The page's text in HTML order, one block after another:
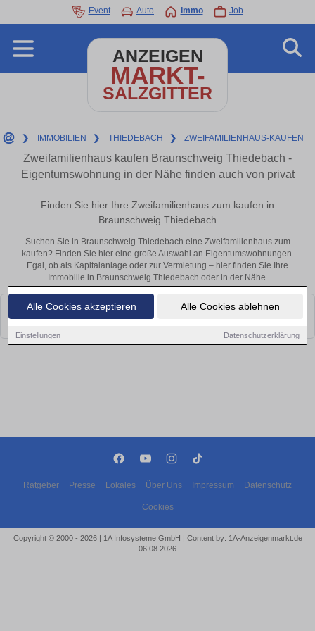
Alle Cookies akzeptieren Alle Cookies ablehnen
Einstellungen Datenschutzerklärung
Event Auto Immo Job
ANZEIGEN
MARKT-
SALZGITTER
❯ IMMOBILIEN ❯ THIEDEBACH ❯ ZWEIFAMILIENHAUS-KAUFEN
Zweifamilienhaus kaufen Braunschweig Thiedebach -
Eigentumswohnung in der Nähe finden auch von privat
Finden Sie hier Ihre Zweifamilienhaus zum kaufen in
Braunschweig Thiedebach
Suchen Sie in Braunschweig Thiedebach eine Zweifamilienhaus zum
kaufen? Finden Sie hier eine große Auswahl an Eigentumswohnungen.
Egal, ob als Kapitalanlage oder zur Vermietung – hier finden Sie Ihre
Immobilie in Braunschweig Thiedebach oder in der Nähe.
Leider konnten wir derzeit keine passenden Objekte finden. Schauen Sie
bald wieder vorbei!
Ratgeber Presse Lokales Über Uns Impressum Datenschutz
Cookies
Copyright © 2000 - 2026 | 1A Infosysteme GmbH | Content by: 1A-Anzeigenmarkt.de
06.08.2026